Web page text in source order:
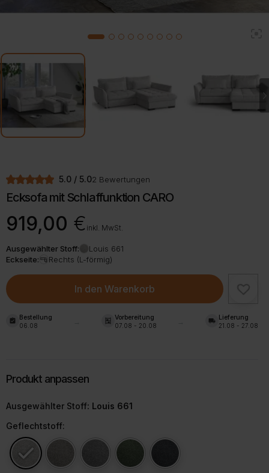
1
2 3 4 5 6 7 8
5.0 / 5.02 Bewertungen
Ecksofa mit Schlaffunktion CARO
919,00 € inkl. MwSt.
Ausgewählter Stoff: Louis 661
Geflechtstoff:
Ausgewählter Stoff:
Louis 661
Eckseite:
Rechts (L-förmig)
In den Warenkorb
assignment_turned_in Bestellung
06.08
shelves Vorbereitung
07.08 - 20.08
local_shipping Lieferung
21.08 - 27.08